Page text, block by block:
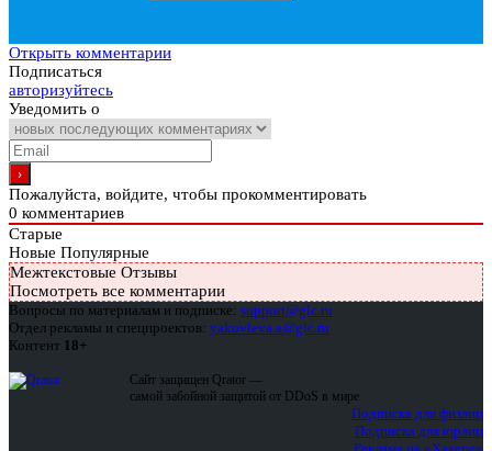
Открыть комментарии
Подписаться
авторизуйтесь
Уведомить о
Пожалуйста, войдите, чтобы прокомментировать
0 комментариев
Старые
Новые Популярные
Межтекстовые Отзывы
Посмотреть все комментарии
Вопросы по материалам и подписке: support@glc.ru
Отдел рекламы и спецпроектов: yakovleva.a@glc.ru
Контент 18+
Сайт защищен Qrator —
самой забойной защитой от DDoS в мире
Подписка для физлиц
Подписка для юрлиц